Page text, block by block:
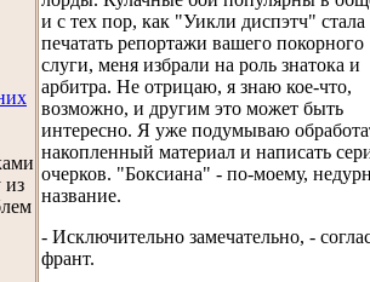
из
и с тех пор, как "Уикли диспэтч" стала
печатать репортажи вашего покорного
слуги, меня избрали на роль знатока и
арбитра. Не отрицаю, я знаю кое-что,
возможно, и другим это может быть
интересно. Я уже подумываю
накопленный материал и написать
очерков. "Боксиана" - по-моему,
название.
- Исключительно замечательно, -
франт.